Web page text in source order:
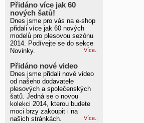
Přidáno více jak 60
nových šatů!
Dnes jsme pro vás na e-shop
přidali více jak 60 nových
modelů pro plesovou sezónu
2014. Podívejte se do sekce
Novinky.
Více..
Přidáno nové video
Dnes jsme přidali nové video
od našeho dodavatele
plesových a společenských
šatů. Jedná se o novou
kolekci 2014, kterou budete
moci brzy zakoupit i na
našich stránkách.
Více..